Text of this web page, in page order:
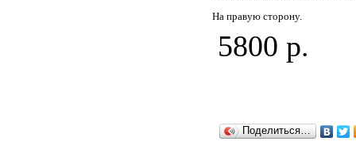
На правую сторону.
5800 р.
Поделиться…